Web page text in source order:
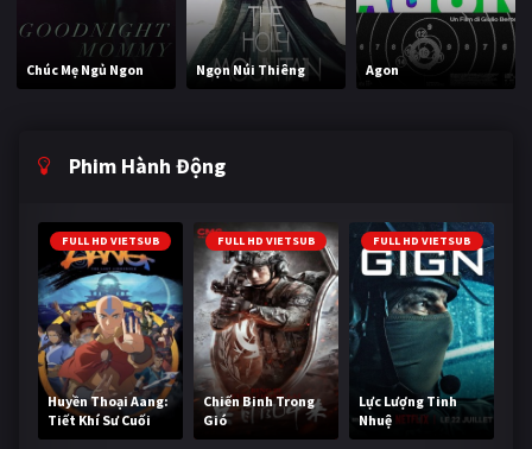
Chúc Mẹ Ngủ Ngon Ngọn Núi Thiêng Agon
Phim Hành Động
FULL HD VIETSUB
Huyền Thoại Aang:
Tiết Khí Sư Cuối
Cùng
FULL HD VIETSUB
Chiến Binh Trong
Gió
FULL HD VIETSUB
Lực Lượng Tinh
Nhuệ